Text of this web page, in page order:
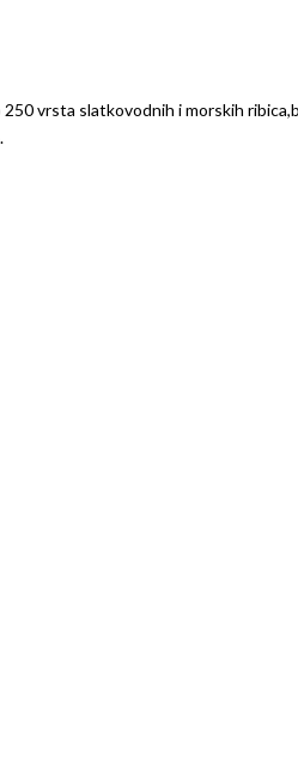
vrsta slatkovodnih i morskih